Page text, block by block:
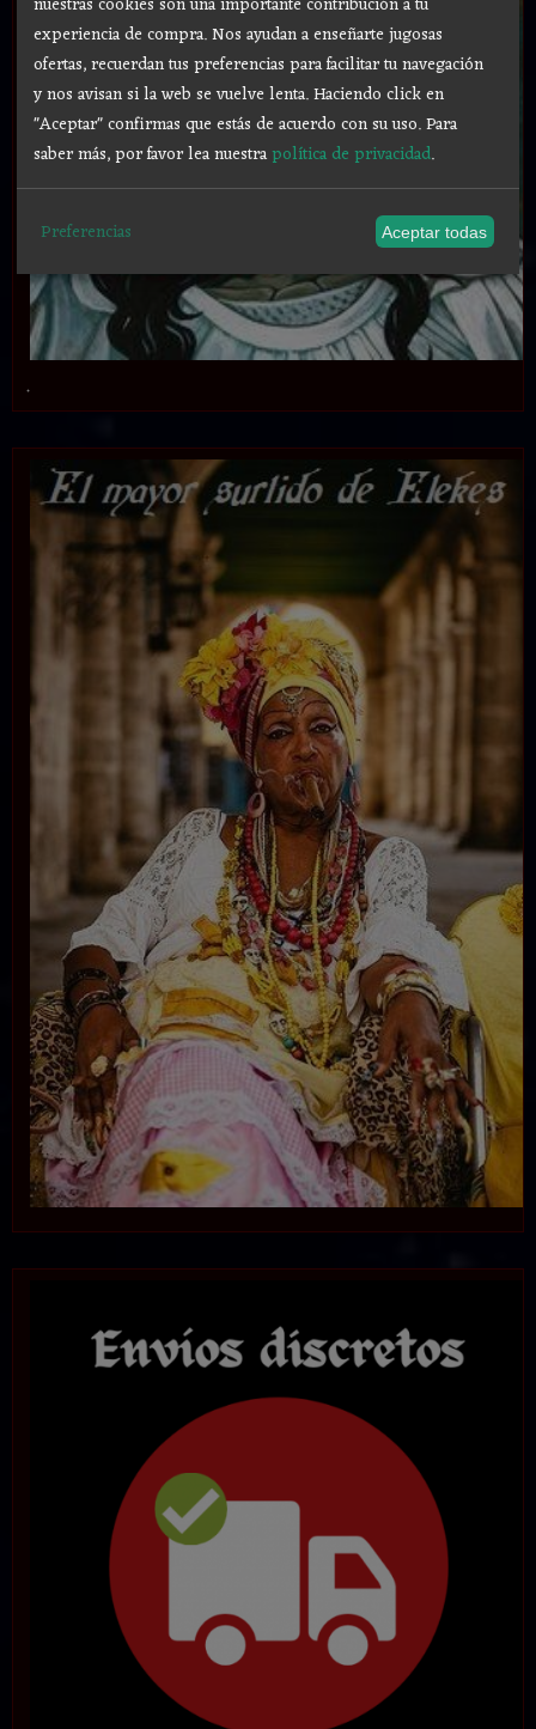
.
experiencia de compra. Nos ayudan a enseñarte jugosas
ofertas, recuerdan tus preferencias para facilitar tu navegación
y nos avisan si la web se vuelve lenta. Haciendo click en
"Aceptar" confirmas que estás de acuerdo con su uso.Para
saber más, por favor lea nuestrapolítica de privacidad.
Preferencias Aceptar todas